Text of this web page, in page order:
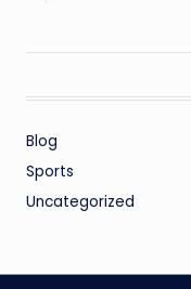
Blog
Sports
Uncategorized